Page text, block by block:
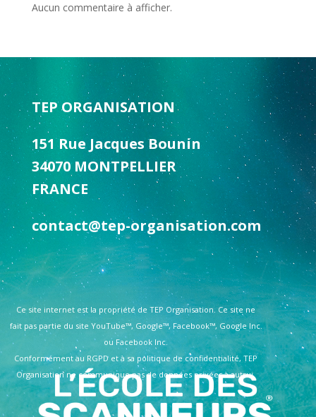
Aucun commentaire à afficher.
TEP ORGANISATION
151 Rue Jacques Bounin
34070 MONTPELLIER
FRANCE
contact@tep-organisation.com
Ce site internet est la propriété de TEP Organisation. Ce site ne
fait pas partie du site YouTube™, Google™, Facebook™, Google Inc.
ou Facebook Inc.
Conformément au RGPD et à sa politique de confidentialité, TEP
Organisation ne communique pas de données privées à autrui.